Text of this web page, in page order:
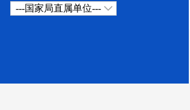
---国家局直属单位---